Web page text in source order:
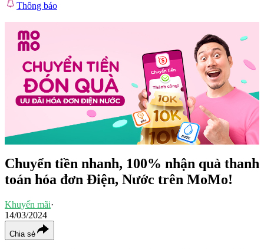
Thông báo
Chuyển tiền nhanh, 100% nhận quà thanh
toán hóa đơn Điện, Nước trên MoMo!
Khuyến mãi·
14/03/2024
Chia sẻ